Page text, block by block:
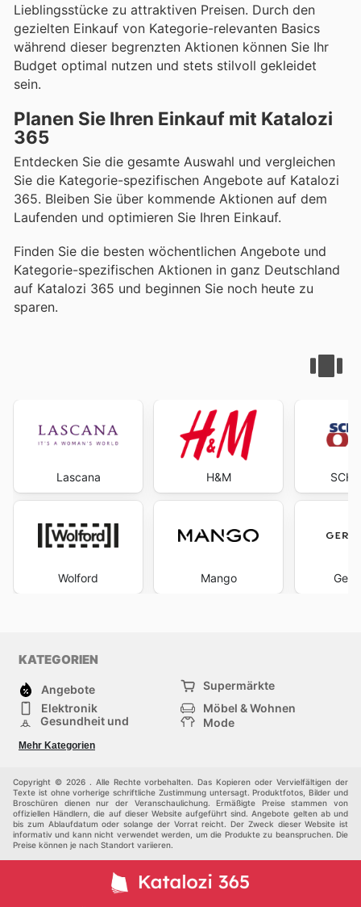
Lieblingsstücke zu attraktiven Preisen. Durch den
gezielten Einkauf von Kategorie-relevanten Basics
während dieser begrenzten Aktionen können Sie Ihr
Budget optimal nutzen und stets stilvoll gekleidet
sein.
Planen Sie Ihren Einkauf mit Katalozi
365
Entdecken Sie die gesamte Auswahl und vergleichen
Sie die Kategorie-spezifischen Angebote auf Katalozi
365. Bleiben Sie über kommende Aktionen auf dem
Laufenden und optimieren Sie Ihren Einkauf.
Finden Sie die besten wöchentlichen Angebote und
Kategorie-spezifischen Aktionen in ganz Deutschland
auf Katalozi 365 und beginnen Sie noch heute zu
sparen.
Lascana
Wolford
H&M
Mango
KATEGORIEN
Angebote
Supermärkte
Elektronik
Möbel & Wohnen
Gesundheit und
Mode
Sportartikel und
Sportbekleidung
Einkaufzentren
Andere
Mehr Kategorien
Copyright © 2026 . Alle Rechte vorbehalten. Das Kopieren oder Vervielfältigen der
Texte ist ohne vorherige schriftliche Zustimmung untersagt. Produktfotos, Bilder und
Broschüren dienen nur der Veranschaulichung. Ermäßigte Preise stammen von
offiziellen Händlern, die auf dieser Website aufgeführt sind. Angebote gelten ab und
bis zum Ablaufdatum oder solange der Vorrat reicht. Der Zweck dieser Website ist
informativ und kann nicht verwendet werden, um die Produkte zu beanspruchen. Die
Preise können je nach Standort variieren.